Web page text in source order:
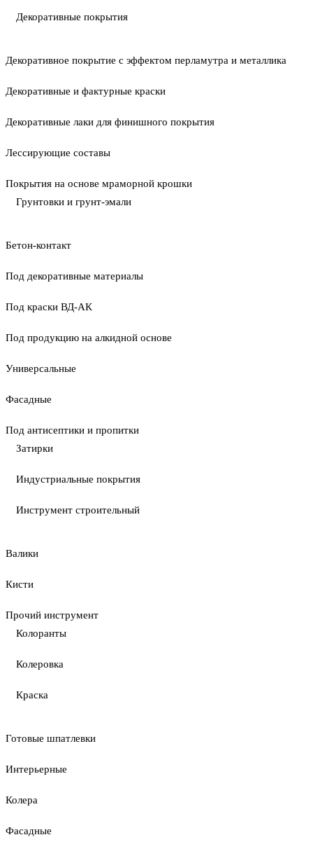
Декоративные покрытия
Декоративное покрытие с эффектом перламутра и металлика
Декоративные и фактурные краски
Декоративные лаки для финишного покрытия
Лессирующие составы
Покрытия на основе мраморной крошки
Грунтовки и грунт-эмали
Бетон-контакт
Под декоративные материалы
Под краски ВД-АК
Под продукцию на алкидной основе
Универсальные
Фасадные
Под антисептики и пропитки
Затирки
Индустриальные покрытия
Инструмент строительный
Валики
Кисти
Прочий инструмент
Колоранты
Колеровка
Краска
Готовые шпатлевки
Интерьерные
Колера
Фасадные